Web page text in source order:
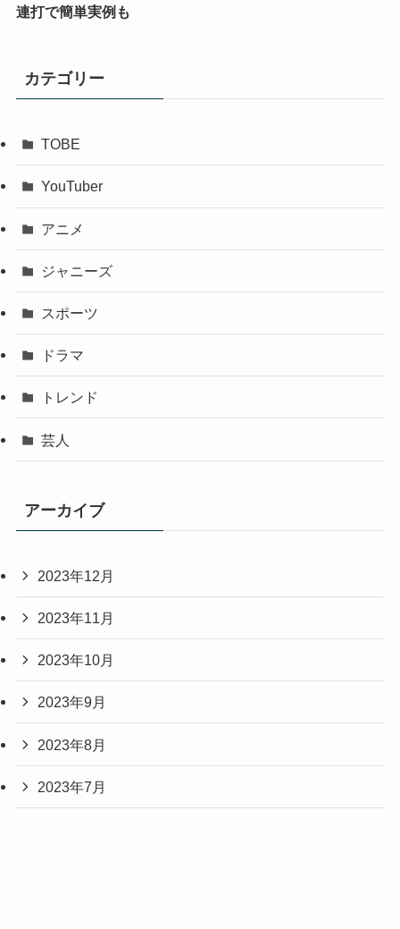
連打で簡単実例も
カテゴリー
TOBE
YouTuber
アニメ
ジャニーズ
スポーツ
ドラマ
トレンド
芸人
アーカイブ
2023年12月
2023年11月
2023年10月
2023年9月
2023年8月
2023年7月